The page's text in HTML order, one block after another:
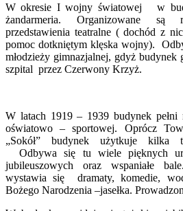
W okresie I wojny światowej w
żandarmeria. Organizowane
przedstawienia teatralne ( dochód z
pomoc dotkniętym klęska wojny).
młodzieży gimnazjalnej, gdyż budynek
szpital przez Czerwony Krzyż.
W latach 1919 – 1939 budynek
oświatowo – sportowej. Oprócz
„Sokół” budynek użytkuje kilka
Odbywa się tu wiele pięknych
jubileuszowych oraz wspaniałe
wystawia się dramaty, komedie,
Bożego Narodzenia –jasełka.